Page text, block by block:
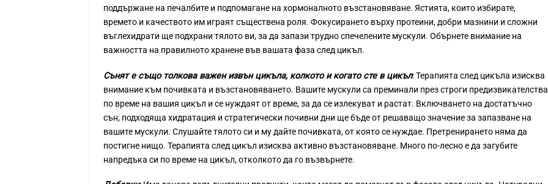
поддържане на печалбите и подпомагане на хормоналното възстановяване. Ястията, които избирате,
времето и качеството им играят съществена роля. Фокусирането върху протеини, добри мазнини и сложни
въглехидрати ще подхрани тялото ви, за да запази трудно спечелените мускули. Обърнете внимание на
важността на правилното хранене във вашата фаза след цикъл.
Сънят е също толкова важен извън цикъла, колкото и когато сте в цикъл: Терапията след цикъла изисква
внимание към почивката и възстановяването. Вашите мускули са преминали през строги предизвикателства
по време на вашия цикъл и се нуждаят от време, за да се излекуват и растат. Включването на достатъчно
сън, подходяща хидратация и стратегически почивни дни ще бъде от решаващо значение за запазване на
вашите мускули. Слушайте тялото си и му дайте почивката, от която се нуждае. Претренирането няма да
постигне нищо. Терапията след цикъл изисква активно възстановяване. Много по-лесно е да загубите
напредъка си по време на цикъл, отколкото да го възвърнете.